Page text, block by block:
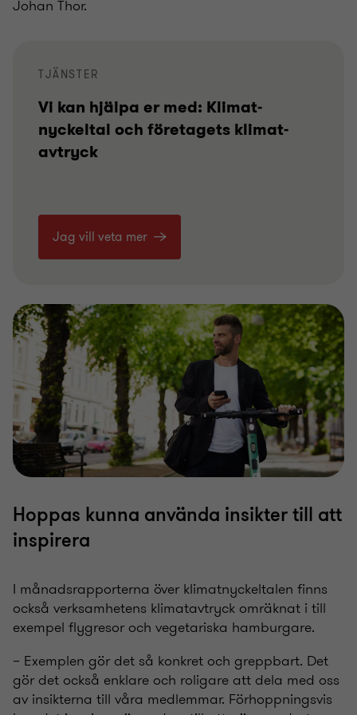
Johan Thor.
TJÄNSTER
Vi kan hjälpa er med: Klimat­
nyckeltal och företagets klimat­
avtryck
Jag vill veta mer
Hoppas kunna använda insikter till att
inspirera
I månadsrapporterna över klimatnyckeltalen finns
också verksamhetens klimatavtryck omräknat i till
exempel flygresor och vegetariska hamburgare.
– Exemplen gör det så konkret och greppbart. Det
gör det också enklare och roligare att dela med oss
av insikterna till våra medlemmar. Förhoppningsvis